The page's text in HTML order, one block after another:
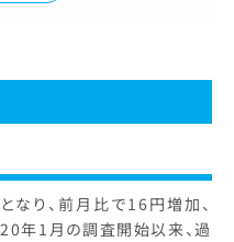
り、前月比で16円増加、
年1月の調査開始以来、過